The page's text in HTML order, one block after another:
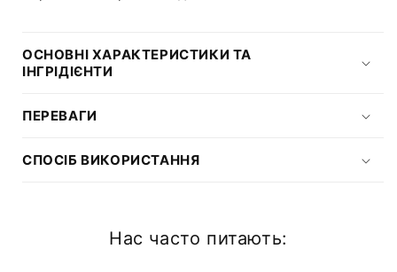
ОСНОВНІ ХАРАКТЕРИСТИКИ ТА
ІНГРІДІЄНТИ
ПЕРЕВАГИ
СПОСІБ ВИКОРИСТАННЯ
Нас часто питають: